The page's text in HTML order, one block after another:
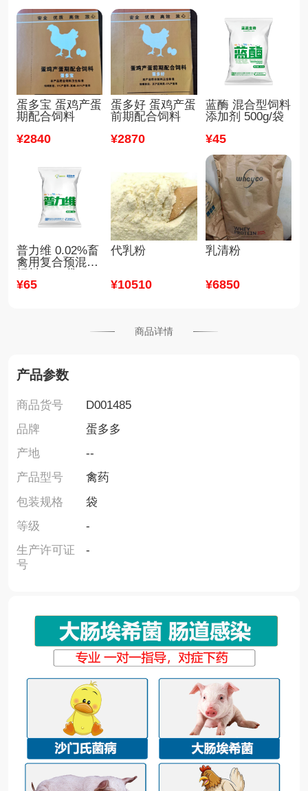
蛋多宝 蛋鸡产蛋
期配合饲料
¥2840
蛋多好 蛋鸡产蛋
前期配合饲料
¥2870
蓝酶 混合型饲料
添加剂 500g/袋
¥45
普力维 0.02%畜
禽用复合预混合
饲料 1kg/袋
¥65
代乳粉
¥10510
乳清粉
¥6850
商品详情
产品参数
商品货号
D001485
品牌
蛋多多
产地
--
产品型号
禽药
包装规格
袋
等级
-
生产许可证
号
-